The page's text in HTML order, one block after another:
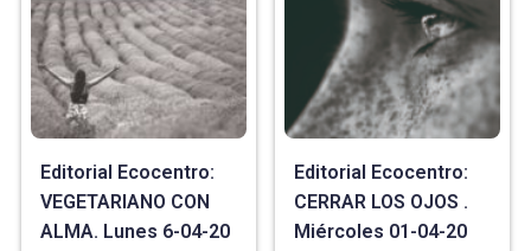
Editorial Ecocentro:
VEGETARIANO CON
ALMA. Lunes 6-04-20
Editorial Ecocentro:
CERRAR LOS OJOS .
Miércoles 01-04-20